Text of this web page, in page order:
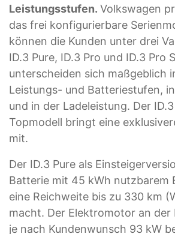
Leistungsstufen. Volkswagen
das frei konfigurierbare
können die Kunden unter drei
ID.3 Pure, ID.3 Pro und ID.3 Pro
unterscheiden sich maßgeblich
Leistungs- und Batteriestufen,
und in der Ladeleistung. Der
Topmodell bringt eine
mit.
Der ID.3 Pure als
Batterie mit 45 kWh nutzbarem
eine Reichweite bis zu 330 km
macht. Der Elektromotor an der
je nach Kundenwunsch 93 kW